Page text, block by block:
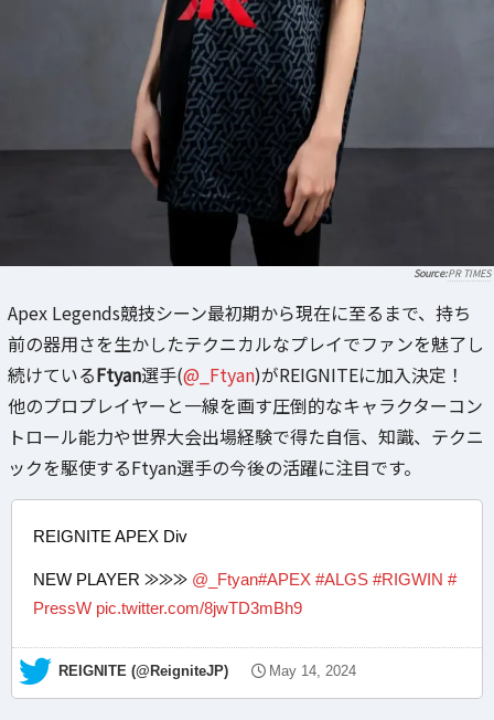
PR TIMES
Apex Legends競技シーン最初期から現在に至るまで、持ち
前の器用さを生かしたテクニカルなプレイでファンを魅了し
続けているFtyan選手(@_Ftyan)がREIGNITEに加入決定！
他のプロプレイヤーと一線を画す圧倒的なキャラクターコン
トロール能力や世界大会出場経験で得た自信、知識、テクニ
ックを駆使するFtyan選手の今後の活躍に注目です。
REIGNITE APEX Div
NEW PLAYER ⨠⨠⨠ @_Ftyan#APEX #ALGS #RIGWIN #
PressW pic.twitter.com/8jwTD3mBh9
— REIGNITE (@ReigniteJP) May 14, 2024